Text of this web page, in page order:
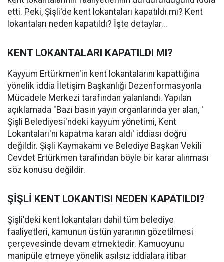
etti. Peki, Şişli'de kent lokantaları kapatıldı mı? Kent
lokantaları neden kapatıldı? İşte detaylar...
KENT LOKANTALARI KAPATILDI MI?
Kayyum Ertürkmen'in kent lokantalarını kapattığına
yönelik iddia İletişim Başkanlığı Dezenformasyonla
Mücadele Merkezi tarafından yalanlandı. Yapılan
açıklamada "Bazı basın yayın organlarında yer alan, '
Şişli Belediyesi'ndeki kayyum yönetimi, Kent
Lokantaları'nı kapatma kararı aldı' iddiası doğru
değildir. Şişli Kaymakamı ve Belediye Başkan Vekili
Cevdet Ertürkmen tarafından böyle bir karar alınması
söz konusu değildir.
ŞİŞLİ KENT LOKANTISI NEDEN KAPATILDI?
Şişli'deki kent lokantaları dahil tüm belediye
faaliyetleri, kamunun üstün yararının gözetilmesi
çerçevesinde devam etmektedir. Kamuoyunu
manipüle etmeye yönelik asılsız iddialara itibar